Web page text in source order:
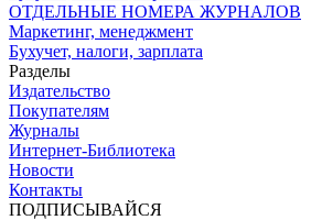
ОТДЕЛЬНЫЕ НОМЕРА ЖУРНАЛОВ
Маркетинг, менеджмент
Бухучет, налоги, зарплата
Разделы
Издательство
Покупателям
Журналы
Интернет-Библиотека
Новости
Контакты
ПОДПИСЫВАЙСЯ